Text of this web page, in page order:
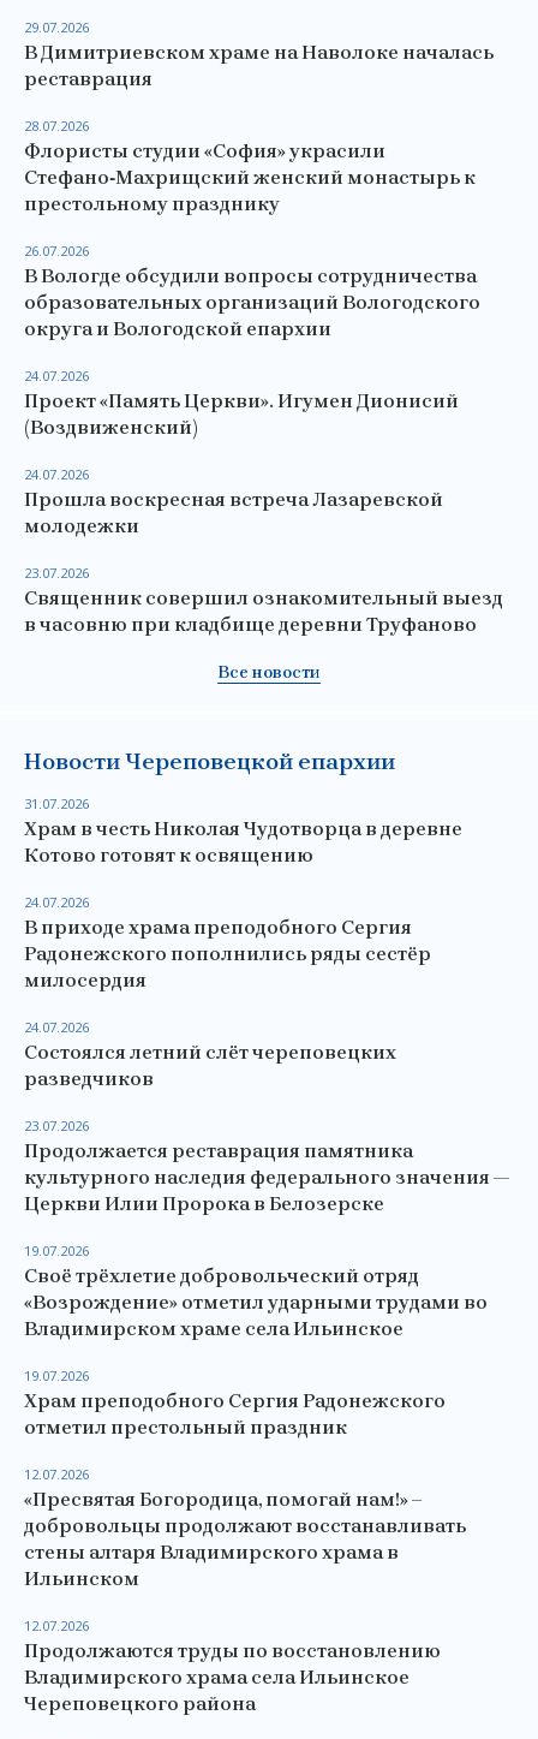
В Димитриевском храме на Наволоке началась
реставрация
29.07.2026
Флористы студии «София» украсили
Стефано‑Махрищский женский монастырь к
престольному празднику
28.07.2026
В Вологде обсудили вопросы сотрудничества
образовательных организаций Вологодского
округа и Вологодской епархии
26.07.2026
Проект «Память Церкви». Игумен Дионисий
(Воздвиженский)
24.07.2026
Прошла воскресная встреча Лазаревской
молодежки
24.07.2026
Священник совершил ознакомительный выезд
в часовню при кладбище деревни Труфаново
23.07.2026
Все новости
Новости Череповецкой епархии
Храм в честь Николая Чудотворца в деревне
Котово готовят к освящению
31.07.2026
В приходе храма преподобного Сергия
Радонежского пополнились ряды сестёр
милосердия
24.07.2026
Состоялся летний слёт череповецких
разведчиков
24.07.2026
Продолжается реставрация памятника
культурного наследия федерального значения —
Церкви Илии Пророка в Белозерске
23.07.2026
Своё трёхлетие добровольческий отряд
«Возрождение» отметил ударными трудами во
Владимирском храме села Ильинское
19.07.2026
Храм преподобного Сергия Радонежского
отметил престольный праздник
19.07.2026
«Пресвятая Богородица, помогай нам!» –
добровольцы продолжают восстанавливать
стены алтаря Владимирского храма в
Ильинском
12.07.2026
Продолжаются труды по восстановлению
Владимирского храма села Ильинское
Череповецкого района
12.07.2026